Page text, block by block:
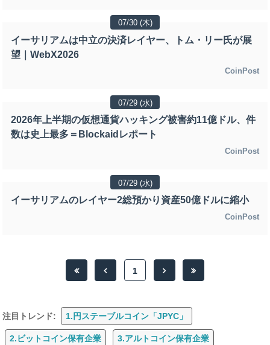
07/30 (木)
イーサリアムは中立の決済レイヤー、トム・リー氏が展
望｜WebX2026
CoinPost
07/29 (水)
2026年上半期の仮想通貨ハッキング被害約11億ドル、件
数は史上最多＝Blockaidレポート
CoinPost
07/29 (水)
イーサリアムのレイヤー2総預かり資産50億ドルに縮小
CoinPost
1
注目トレンド: 1.円ステーブルコイン「JPYC」
2.ビットコイン保有企業 3.アルトコイン保有企業